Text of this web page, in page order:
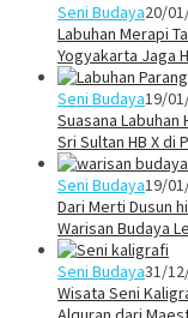
Seni Budaya20/
Labuhan Merapi
Yogyakarta Jaga
Seni Budaya19/
Suasana Labuhan
Sri Sultan HB X di
Seni Budaya19/
Dari Merti Dusun
Warisan Budaya
Seni Budaya31/
Wisata Seni